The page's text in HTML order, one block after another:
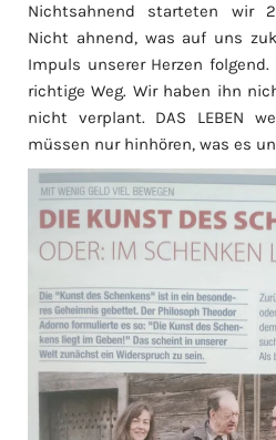
Nichtsahnend starteten wir
Nicht ahnend, was auf uns
Impuls unserer Herzen
richtige Weg. Wir haben ihn
nicht verplant. DAS LEBEN
müssen nur hinhören, was es